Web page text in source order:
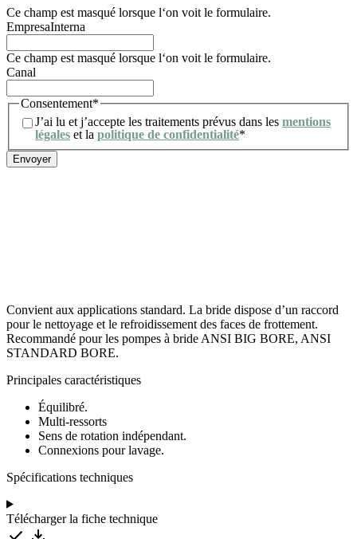
Ce champ est masqué lorsque l‘on voit le formulaire.
EmpresaInterna
Ce champ est masqué lorsque l‘on voit le formulaire.
Canal
Consentement*
J’ai lu et j’accepte les traitements prévus dans les mentions
légales et la politique de confidentialité*
Convient aux applications standard. La bride dispose d’un raccord
pour le nettoyage et le refroidissement des faces de frottement.
Recommandé pour les pompes à bride ANSI BIG BORE, ANSI
STANDARD BORE.
Principales caractéristiques
Équilibré.
Multi-ressorts
Sens de rotation indépendant.
Connexions pour lavage.
Spécifications techniques
Télécharger la fiche technique